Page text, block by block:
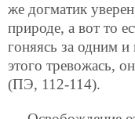
же догматик
природе, а вот то
гоняясь за одним и
этого тревожась,
(ПЭ, 112-114).